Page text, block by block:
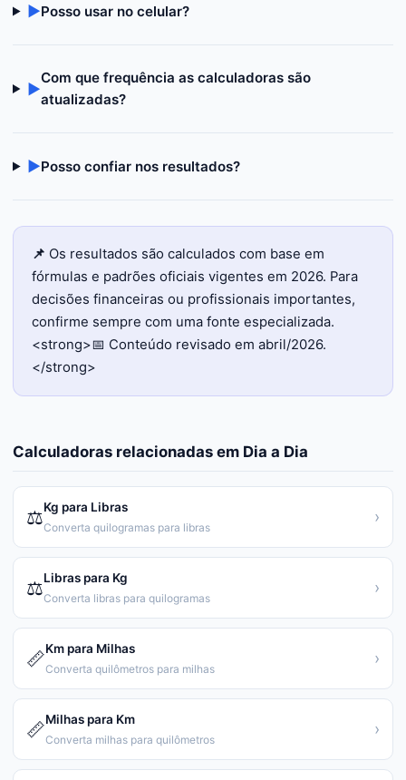
▶Posso usar no celular?
▶
Com que frequência as calculadoras são
atualizadas?
▶Posso confiar nos resultados?
📌 Os resultados são calculados com base em
fórmulas e padrões oficiais vigentes em 2026. Para
decisões financeiras ou profissionais importantes,
confirme sempre com uma fonte especializada.
<strong>📅 Conteúdo revisado em abril/2026.
</strong>
Calculadoras relacionadas em Dia a Dia
⚖️Kg para Libras
Converta quilogramas para libras
›
⚖️Libras para Kg
Converta libras para quilogramas
›
📏Km para Milhas
Converta quilômetros para milhas
›
📏Milhas para Km
Converta milhas para quilômetros
›